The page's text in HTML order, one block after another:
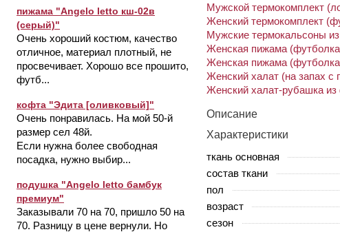
пижама "Angelo letto кш-02в
(серый)"
Очень хороший костюм, качество
отличное, материал плотный, не
просвечивает. Хорошо все прошито,
футб...
кофта "Эдита [оливковый]"
Очень понравилась. На мой 50-й
размер сел 48й.
Если нужна более свободная
посадка, нужно выбир...
подушка "Angelo letto бамбук
премиум"
Заказывали 70 на 70, пришло 50 на
70. Разницу в цене вернули. Но
Мужской термокомплект
Женский термокомплект
Мужские термокальсоны
Женская пижама
Женская пижама
Женский халат (на запах с
Женский халат-рубашка
Описание
Характеристики
ткань основная
состав ткани
пол
возраст
сезон